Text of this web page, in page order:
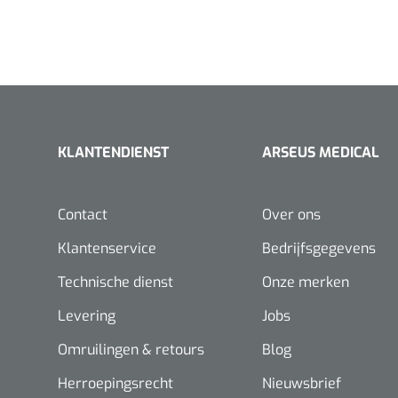
KLANTENDIENST
Contact
Klantenservice
Technische dienst
Levering
Omruilingen & retours
Herroepingsrecht
ARSEUS MEDICAL
Over ons
Bedrijfsgegevens
Onze merken
Jobs
Blog
Nieuwsbrief